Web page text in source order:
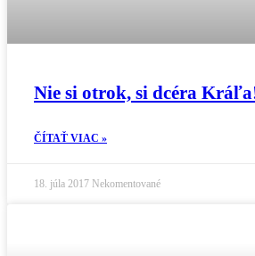
Nie si otrok, si dcéra
ČÍTAŤ VIAC »
18. júla 2017 Nekomentované